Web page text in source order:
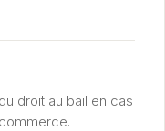
droit au bail en cas